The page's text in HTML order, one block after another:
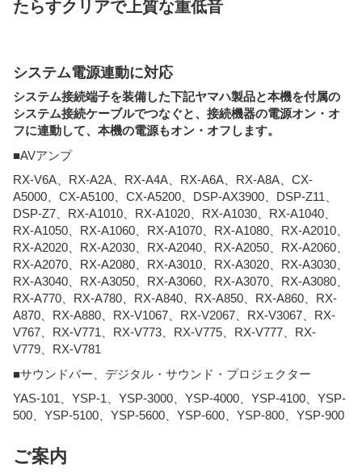
たらすクリアで上質な重低音
システム電源連動に対応
システム接続端子を装備した下記ヤマハ製品と本機を付属の
システム接続ケーブルでつなぐと、接続機器の電源オン・オ
フに連動して、本機の電源もオン・オフします。
■AVアンプ
RX-V6A、RX-A2A、RX-A4A、RX-A6A、RX-A8A、CX-
A5000、CX-A5100、CX-A5200、DSP-AX3900、DSP-Z11、
DSP-Z7、RX-A1010、RX-A1020、RX-A1030、RX-A1040、
RX-A1050、RX-A1060、RX-A1070、RX-A1080、RX-A2010、
RX-A2020、RX-A2030、RX-A2040、RX-A2050、RX-A2060、
RX-A2070、RX-A2080、RX-A3010、RX-A3020、RX-A3030、
RX-A3040、RX-A3050、RX-A3060、RX-A3070、RX-A3080、
RX-A770、RX-A780、RX-A840、RX-A850、RX-A860、RX-
A870、RX-A880、RX-V1067、RX-V2067、RX-V3067、RX-
V767、RX-V771、RX-V773、RX-V775、RX-V777、RX-
V779、RX-V781
■サウンドバー、デジタル・サウンド・プロジェクター
YAS-101、YSP-1、YSP-3000、YSP-4000、YSP-4100、YSP-
500、YSP-5100、YSP-5600、YSP-600、YSP-800、YSP-900
ご案内